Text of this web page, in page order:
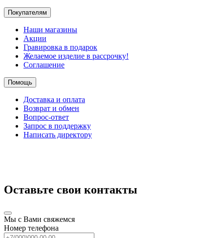
Покупателям
Наши магазины
Акции
Гравировка в подарок
Желаемое изделие в рассрочку!
Соглашение
Помощь
Доставка и оплата
Возврат и обмен
Вопрос-ответ
Запрос в поддержку
Написать директору
Оставьте свои контакты
Мы с Вами свяжемся
Номер телефона